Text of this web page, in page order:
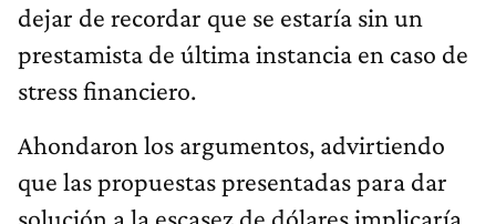
dejar de recordar que se estaría sin un
prestamista de última instancia en caso de
stress financiero.
Ahondaron los argumentos, advirtiendo
que las propuestas presentadas para dar
solución a la escasez de dólares implicaría